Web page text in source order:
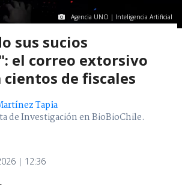
Agencia UNO | Inteligencia Artificial
sus sucios
el correo extorsivo
de fiscales
Tapia
de Investigación en BioBioChile.
| 12:36